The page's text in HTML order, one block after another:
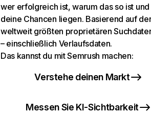
wer erfolgreich ist, warum das so ist
deine Chancen liegen. Basierend auf
weltweit größten proprietären
– einschließlich Verlaufsdaten.
Das kannst du mit Semrush machen:
Verstehe deinen Markt
Messen Sie KI-Sichtbarkeit